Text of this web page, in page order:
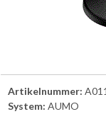
Artikelnummer:
System: AUMO